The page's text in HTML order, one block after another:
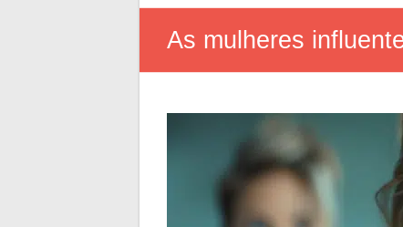
As mulheres